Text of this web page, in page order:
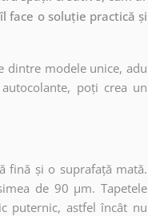
face o soluție practică și
dintre modele unice, adu
poți crea un
fină și o suprafață mată.
de 90 µm. Tapetele
puternic, astfel încât nu